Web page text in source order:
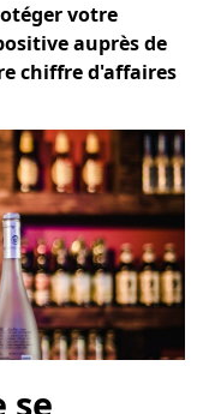
votre
auprès de
chiffre d'affaires
se